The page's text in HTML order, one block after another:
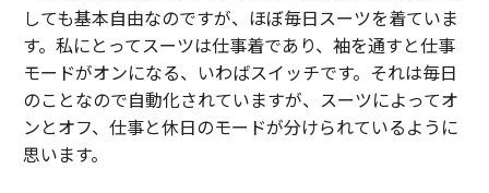
しても基本自由なのですが、ほぼ毎日スーツを着ていま
す。私にとってスーツは仕事着であり、袖を通すと仕事
モードがオンになる、いわばスイッチです。それは毎日
のことなので自動化されていますが、スーツによってオ
ンとオフ、仕事と休日のモードが分けられているように
思います。